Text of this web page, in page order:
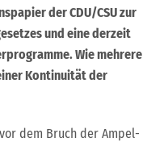
der CDU/CSU zur
und eine derzeit
Wie mehrere
Kontinuität der
dem Bruch der Ampel-